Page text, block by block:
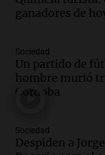
Messi
Audio.El
Jorge Messi
Vargas en
Audio.El
ganadores de
Sociedad
Un partido de
hombre murió
Córdoba
Sociedad
Despiden a